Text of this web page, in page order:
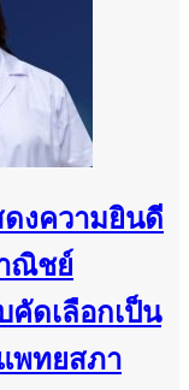
งความยินดี
ณิชย์
ดเลือกเป็น
พทยสภา